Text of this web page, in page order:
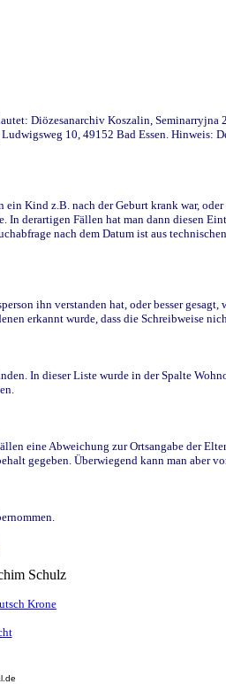
Diözesanarchiv Koszalin,
10, 49152 Bad Essen. Hinweis:
Kind z.B. nach der Geburt krank war,
derartigen Fällen hat man dann diesen
nach dem Datum ist aus
ihn verstanden hat, oder besser gesagt,
erkannt wurde, dass die Schreibweise
In dieser Liste wurde in der Spalte
eine Abweichung zur Ortsangabe der
gegeben. Überwiegend kann man aber
Schulz
Krone